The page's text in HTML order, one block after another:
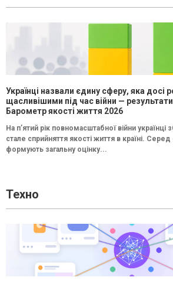
Українці назвали єдину сферу, яка досі
щасливішими під час війни —
Барометр якості життя 2026
На п’ятий рік повномасштабної війни українці
стале сприйняття якості життя в країні.
формують загальну оцінку...
Техно